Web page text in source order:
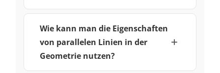
Wie kann man die Eigenschaften
von parallelen Linien in der
Geometrie nutzen?